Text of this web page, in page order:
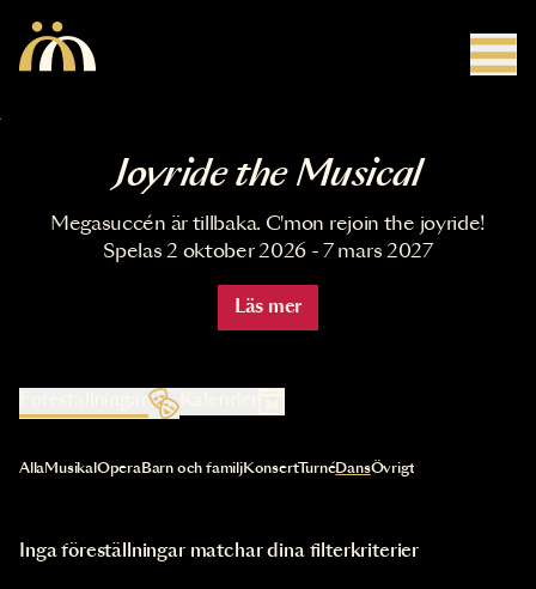
Joyride the Musical
Megasuccén är tillbaka. C'mon rejoin the joyride!
Spelas 2 oktober 2026 - 7 mars 2027
Läs mer
Kalender
Val av kategori uppdaterar innehållet automatiskt
AllaMusikal OperaBarn och familjKonsertTurnéDansÖvrigt
Inga föreställningar matchar dina filterkriterier